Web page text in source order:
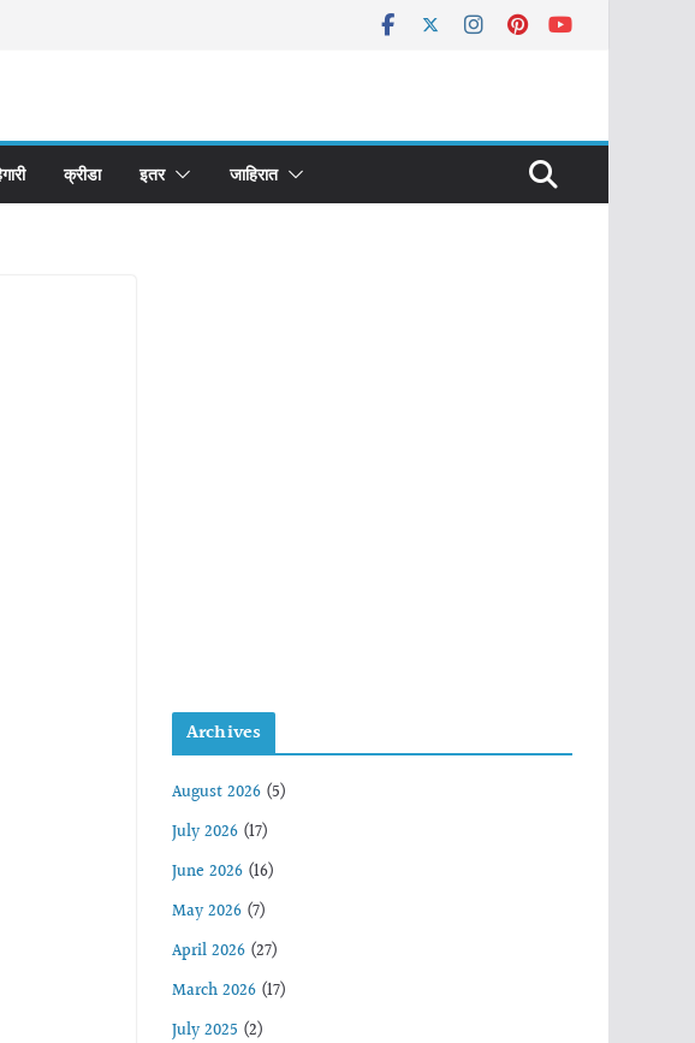
क्रीडा इतर जाहिरात
Archives
August 2026 (5)
July 2026 (17)
June 2026 (16)
May 2026 (7)
April 2026 (27)
March 2026 (17)
July 2025 (2)